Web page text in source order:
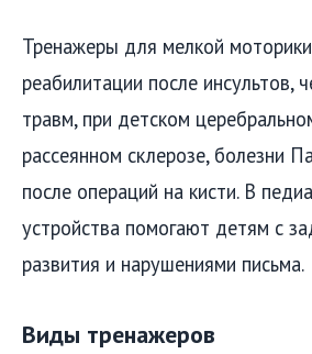
Тренажеры для мелкой
реабилитации после инсультов,
травм, при детском
рассеянном склерозе, болезни
после операций на кисти. В
устройства помогают детям с
развития и нарушениями письма.
Виды тренажеров